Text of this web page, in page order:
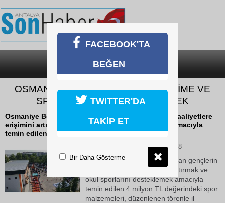
SON DAKİKA
OSMANİYE BELEDİYESİNDEN EĞİTİME VE
SPORA 4 MİLYON TL’LİK DESTEK
Osmaniye Belediyesi tarafından gençlerin sportif faaliyetlere
erişimini artırmak ve okul sporlarını desteklemek amacıyla
temin edilen 4 milyon TL değerindeki...
11 Haziran 2026 Perşembe 10:28
Osmaniye Belediyesi tarafından gençlerin
sportif faaliyetlere erişimini artırmak ve
okul sporlarını desteklemek amacıyla
temin edilen 4 milyon TL değerindeki spor
malzemeleri, düzenlenen törenle il
FACEBOOK'TA
BEĞEN
TWITTER'DA
TAKİP ET
Bir Daha Gösterme